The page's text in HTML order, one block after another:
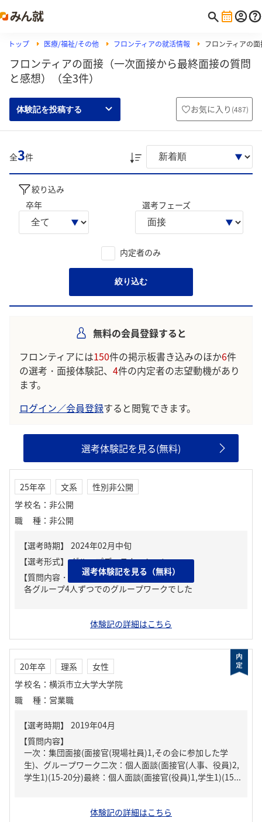
トップ 医療/福祉/その他 フロンティアの就活情報 フロンティアの
フロンティアの面接（一次面接から最終面接の質問
と感想）（全3件）
体験記を投稿する お気に入り (487)
全3件
絞り込み
卒年
選考フェーズ
内定者のみ
絞り込む
無料の会員登録すると
フロンティアには150件の掲示板書き込みのほか6件
の選考・面接体験記、 4件の内定者の志望動機があり
ます。
ログイン／会員登録すると閲覧できます。
選考体験記を見る(無料)
25年卒 文系
性別非公開
学校名 ： 非公開
職種 ： 非公開
【質問内容・課題】
各グループ4人ずつでのグループワークでした
選考体験記を見る（無料）
体験記の詳細はこちら
20年卒 理系
女性
学校名 ： 横浜市立大学大学院
職種 ： 営業職
【質問内容】
一次：集団面接(面接官(現場社員)1,その会に参加した学
生)、グループワーク二次：個人面談(面接官(人事、役員)2,
学生1)(15-20分)最終：個人面談(面接官(役員)1,学生1)(15...
体験記の詳細はこちら